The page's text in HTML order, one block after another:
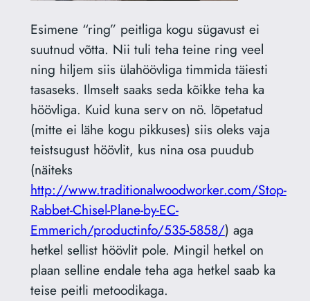
Esimene “ring” peitliga kogu sügavust ei
suutnud võtta. Nii tuli teha teine ring veel
ning hiljem siis ülahöövliga timmida täiesti
tasaseks. Ilmselt saaks seda kõikke teha ka
höövliga. Kuid kuna serv on nö. lõpetatud
(mitte ei lähe kogu pikkuses) siis oleks vaja
teistsugust höövlit, kus nina osa puudub
(näiteks
http://www.traditionalwoodworker.com/Stop-
Rabbet-Chisel-Plane-by-EC-
Emmerich/productinfo/535-5858/) aga
hetkel sellist höövlit pole. Mingil hetkel on
plaan selline endale teha aga hetkel saab ka
teise peitli metoodikaga.